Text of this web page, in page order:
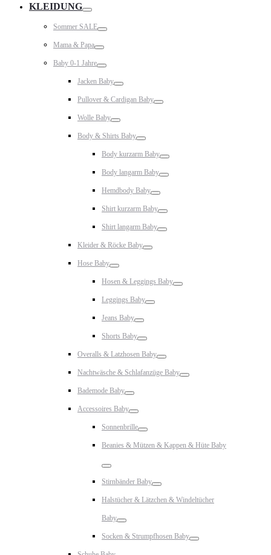
KLEIDUNG
Sommer SALE
Mama & Papa
Baby 0-1 Jahre
Jacken Baby
Pullover & Cardigan Baby
Wolle Baby
Body & Shirts Baby
Body kurzarm Baby
Body langarm Baby
Hemdbody Baby
Shirt kurzarm Baby
Shirt langarm Baby
Kleider & Röcke Baby
Hose Baby
Hosen & Leggings Baby
Leggings Baby
Jeans Baby
Shorts Baby
Overalls & Latzhosen Baby
Nachtwäsche & Schlafanzüge Baby
Bademode Baby
Accessoires Baby
Sonnenbrille
Beanies & Mützen & Kappen & Hüte Baby
Stirnbänder Baby
Halstücher & Lätzchen & Windeltücher
Baby
Socken & Strumpfhosen Baby